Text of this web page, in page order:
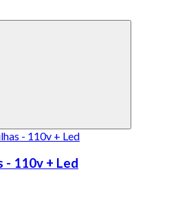
- 110v + Led